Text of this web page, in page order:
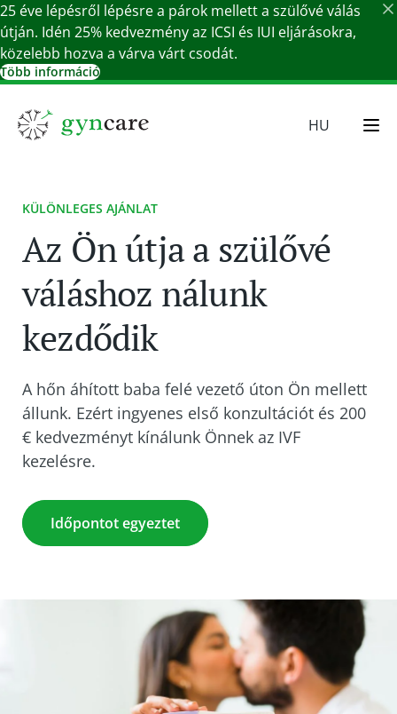
25 éve lépésről lépésre a párok mellett a szülővé válás
útján. Idén 25% kedvezmény az ICSI és IUI eljárásokra,
közelebb hozva a várva várt csodát.
Több információ
HU
DE
KÜLÖNLEGES AJÁNLAT
Az Ön útja a szülővé
váláshoz nálunk
kezdődik
A hőn áhított baba felé vezető úton Ön mellett
állunk. Ezért ingyenes első konzultációt és 200
€ kedvezményt kínálunk Önnek az IVF
kezelésre.
Időpontot egyeztet